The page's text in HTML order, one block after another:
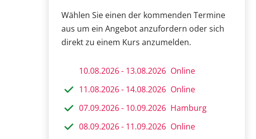
Wählen Sie einen der kommenden Termine
aus um ein Angebot anzufordern oder sich
direkt zu einem Kurs anzumelden.
10.08.2026 - 13.08.2026 Online
11.08.2026 - 14.08.2026 Online
07.09.2026 - 10.09.2026 Hamburg
08.09.2026 - 11.09.2026 Online